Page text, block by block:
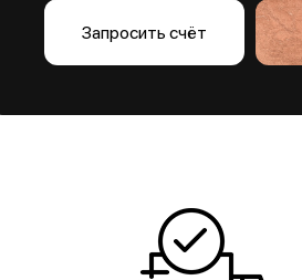
Запросить счёт